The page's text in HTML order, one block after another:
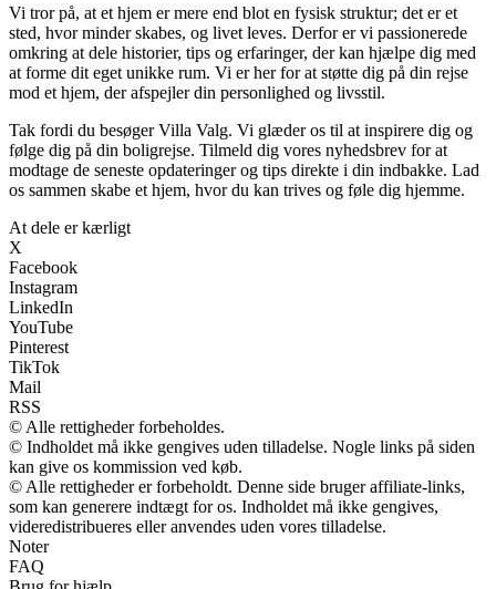
Vi tror på, at et hjem er mere end blot en fysisk struktur; det er et
sted, hvor minder skabes, og livet leves. Derfor er vi passionerede
omkring at dele historier, tips og erfaringer, der kan hjælpe dig med
at forme dit eget unikke rum. Vi er her for at støtte dig på din rejse
mod et hjem, der afspejler din personlighed og livsstil.
Tak fordi du besøger Villa Valg. Vi glæder os til at inspirere dig og
følge dig på din boligrejse. Tilmeld dig vores nyhedsbrev for at
modtage de seneste opdateringer og tips direkte i din indbakke. Lad
os sammen skabe et hjem, hvor du kan trives og føle dig hjemme.
At dele er kærligt
X
Facebook
Instagram
LinkedIn
YouTube
Pinterest
TikTok
Mail
RSS
© Alle rettigheder forbeholdes.
© Indholdet må ikke gengives uden tilladelse. Nogle links på siden
kan give os kommission ved køb.
© Alle rettigheder er forbeholdt. Denne side bruger affiliate-links,
som kan generere indtægt for os. Indholdet må ikke gengives,
videredistribueres eller anvendes uden vores tilladelse.
Noter
FAQ